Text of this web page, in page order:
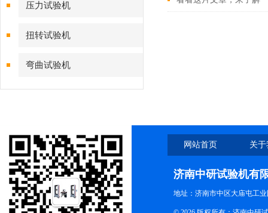
压力试验机
扭转试验机
弯曲试验机
网站首页 关
济南中研试验机有
地址：济南市中区大庙屯工